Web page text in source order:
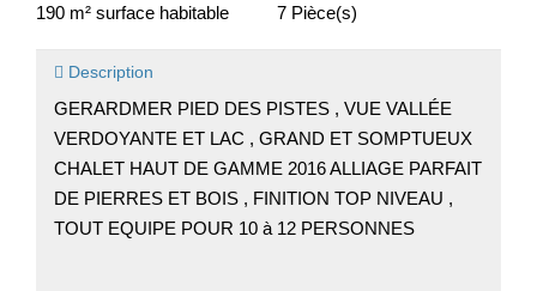
190 m² surface habitable 7 Pièce(s)
Description
GERARDMER PIED DES PISTES , VUE VALLÉE
VERDOYANTE ET LAC , GRAND ET SOMPTUEUX
CHALET HAUT DE GAMME 2016 ALLIAGE PARFAIT
DE PIERRES ET BOIS , FINITION TOP NIVEAU ,
TOUT EQUIPE POUR 10 à 12 PERSONNES